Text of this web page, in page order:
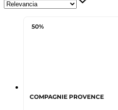
50%
COMPAGNIE PROVENCE